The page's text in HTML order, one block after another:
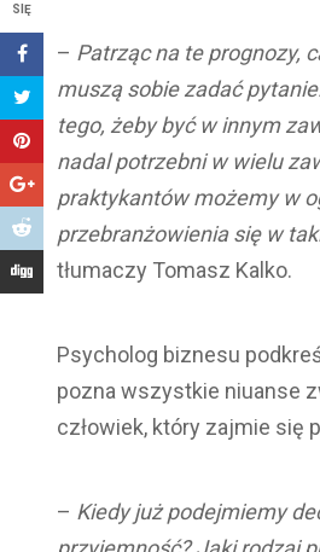
SIĘ
– Patrząc na te prognozy,
muszą sobie zadać
tego, żeby być w innym
nadal potrzebni w wielu
praktykantów możemy w
przebranżowienia się w
tłumaczy Tomasz Kalko.
Psycholog biznesu
pozna wszystkie niuanse
człowiek, który zajmie się
– Kiedy już podejmiemy